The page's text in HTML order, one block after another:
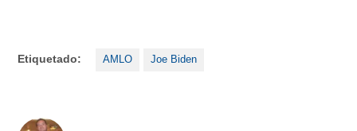
Etiquetado: AMLO Joe Biden